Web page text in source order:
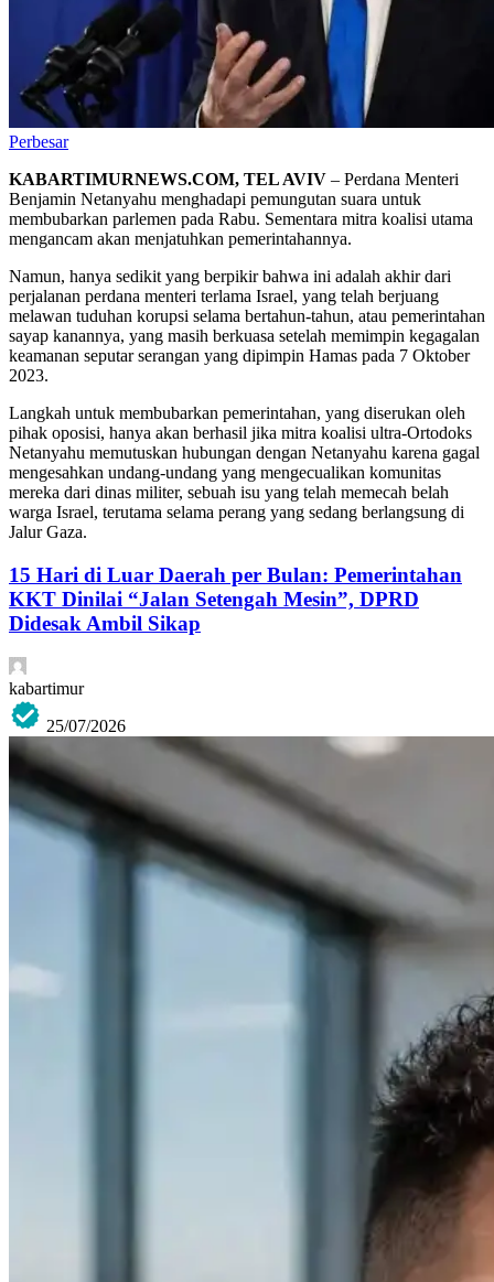
Perbesar
KABARTIMURNEWS.COM, TEL AVIV – Perdana Menteri
Benjamin Netanyahu menghadapi pemungutan suara untuk
membubarkan parlemen pada Rabu. Sementara mitra koalisi utama
mengancam akan menjatuhkan pemerintahannya.
Namun, hanya sedikit yang berpikir bahwa ini adalah akhir dari
perjalanan perdana menteri terlama Israel, yang telah berjuang
melawan tuduhan korupsi selama bertahun-tahun, atau pemerintahan
sayap kanannya, yang masih berkuasa setelah memimpin kegagalan
keamanan seputar serangan yang dipimpin Hamas pada 7 Oktober
2023.
Langkah untuk membubarkan pemerintahan, yang diserukan oleh
pihak oposisi, hanya akan berhasil jika mitra koalisi ultra-Ortodoks
Netanyahu memutuskan hubungan dengan Netanyahu karena gagal
mengesahkan undang-undang yang mengecualikan komunitas
mereka dari dinas militer, sebuah isu yang telah memecah belah
warga Israel, terutama selama perang yang sedang berlangsung di
Jalur Gaza.
15 Hari di Luar Daerah per Bulan: Pemerintahan
KKT Dinilai “Jalan Setengah Mesin”, DPRD
Didesak Ambil Sikap
kabartimur
25/07/2026